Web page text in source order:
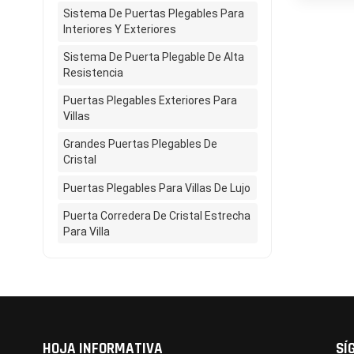
Sistema De Puertas Plegables Para
Interiores Y Exteriores
Sistema De Puerta Plegable De Alta
Resistencia
Puertas Plegables Exteriores Para
Villas
Grandes Puertas Plegables De
Cristal
Puertas Plegables Para Villas De Lujo
Puerta Corredera De Cristal Estrecha
Para Villa
HOJA INFORMATIVA